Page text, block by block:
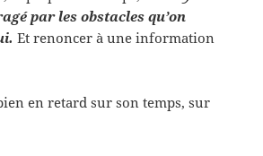
par les obstacles qu’on
Et renoncer à une information
en retard sur son temps, sur